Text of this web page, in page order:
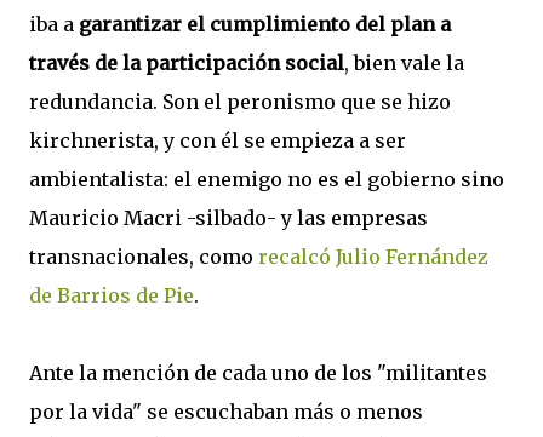
iba a garantizar el cumplimiento del plan a
través de la participación social, bien vale la
redundancia. Son el peronismo que se hizo
kirchnerista, y con él se empieza a ser
ambientalista: el enemigo no es el gobierno sino
Mauricio Macri -silbado- y las empresas
transnacionales, como recalcó Julio Fernández
de Barrios de Pie.
Ante la mención de cada uno de los "militantes
por la vida" se escuchaban más o menos